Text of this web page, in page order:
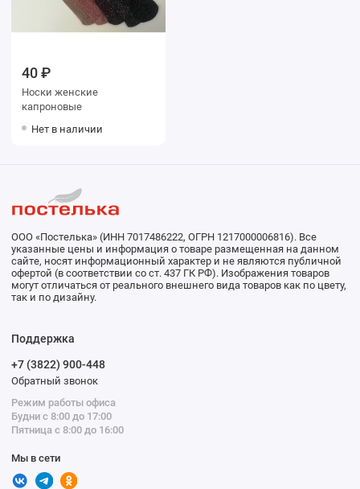
40 ₽
Носки женские
капроновые
Нет в наличии
ООО «Постелька» (ИНН 7017486222, ОГРН 1217000006816). Все
указанные цены и информация о товаре размещенная на данном
сайте, носят информационный характер и не являются публичной
офертой (в соответствии со ст. 437 ГК РФ). Изображения товаров
могут отличаться от реального внешнего вида товаров как по цвету,
так и по дизайну.
Поддержка
+7 (3822) 900-448
Обратный звонок
Режим работы офиса
Будни с 8:00 до 17:00
Пятница с 8:00 до 16:00
Мы в сети